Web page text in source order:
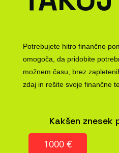
Potrebujete hitro finančno
omogoča, da pridobite
možnem času, brez
zdaj in rešite svoje finančne
Kakšen
1000 €